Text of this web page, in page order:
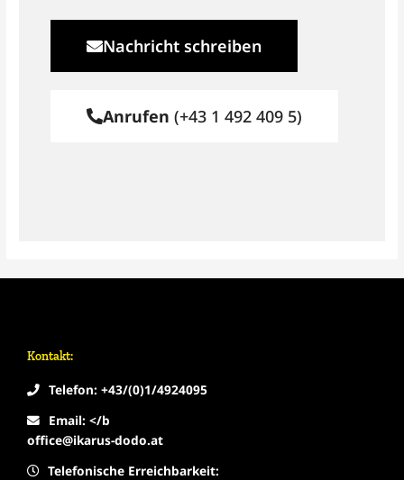
Nachricht schreiben
Anrufen (+43 1 492 409 5)
Kontakt:
Telefon: +43/(0)1/4924095
Email: </b
office@ikarus-dodo.at
Telefonische Erreichbarkeit: